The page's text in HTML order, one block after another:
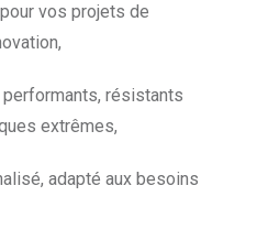
vos projets de
résistants
extrêmes,
adapté aux besoins